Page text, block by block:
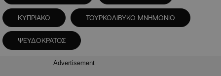
ΚΥΠΡΙΑΚΟ ΤΟΥΡΚΟΛΙΒΥΚΟ ΜΝΗΜΟΝΙΟ
ΨΕΥΔΟΚΡΑΤΟΣ
Advertisement